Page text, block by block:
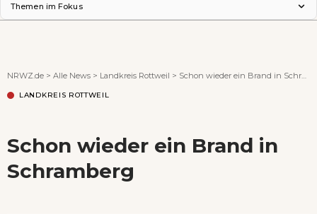
Themen im Fokus
Ferienzauber '26
Testturm
Wenn Orte erzählen ...
NRWZ.de > Alle News > Landkreis Rottweil > Schon wieder ein Brand in Schramberg
LANDKREIS ROTTWEIL
Schon wieder ein Brand in
Schramberg